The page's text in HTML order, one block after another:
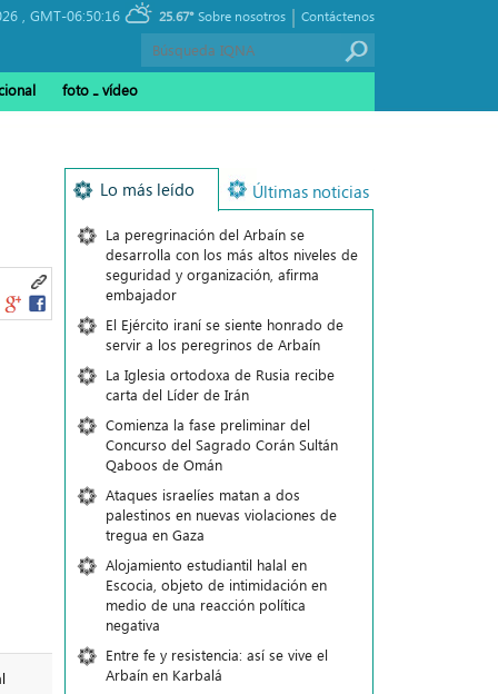
, GMT-06:50:16 25.67° Contáctenos
|
Sobre nosotros
foto ـ vídeo
Lo más leído Últimas noticias
La peregrinación del Arbaín se
desarrolla con los más altos niveles de
seguridad y organización, afirma
embajador
El Ejército iraní se siente honrado de
servir a los peregrinos de Arbaín
La Iglesia ortodoxa de Rusia recibe
carta del Líder de Irán
Comienza la fase preliminar del
Concurso del Sagrado Corán Sultán
Qaboos de Omán
Ataques israelíes matan a dos
palestinos en nuevas violaciones de
tregua en Gaza
Alojamiento estudiantil halal en
Escocia, objeto de intimidación en
medio de una reacción política
negativa
Entre fe y resistencia: así se vive el
Arbaín en Karbalá